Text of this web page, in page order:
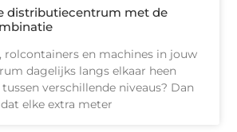
distributiecentrum met de
rolcontainers en machines in jouw
dagelijks langs elkaar heen
verschillende niveaus? Dan
elke extra meter